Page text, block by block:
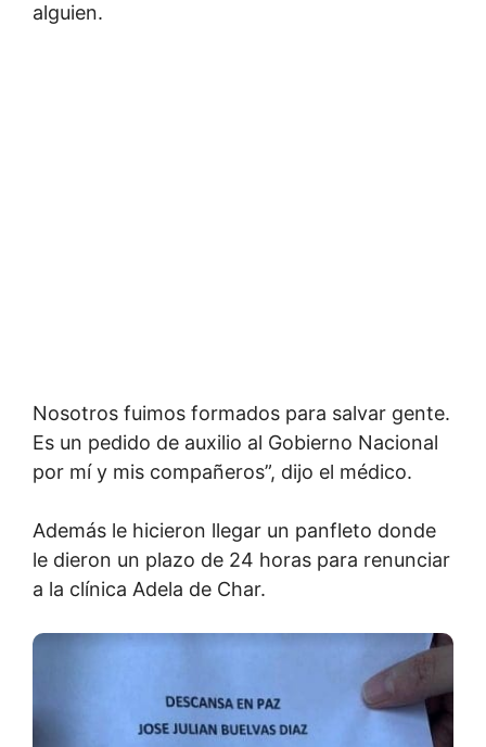
alguien.
Nosotros fuimos formados para salvar gente.
Es un pedido de auxilio al Gobierno Nacional
por mí y mis compañeros”, dijo el médico.
Además le hicieron llegar un panfleto donde
le dieron un plazo de 24 horas para renunciar
a la clínica Adela de Char.